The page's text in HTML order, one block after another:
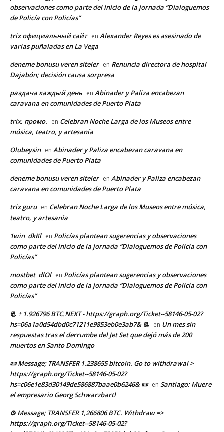
observaciones como parte del inicio de la jornada “Dialoguemos
de Policía con Policías”
trix официальный сайт en Alexander Reyes es asesinado de
varias puñaladas en La Vega
deneme bonusu veren siteler en Renuncia directora de hospital
Dajabón; decisión causa sorpresa
раздача каждый день en Abinader y Paliza encabezan
caravana en comunidades de Puerto Plata
trix. промо. en Celebran Noche Larga de los Museos entre
música, teatro, y artesanía
Olubeysin en Abinader y Paliza encabezan caravana en
comunidades de Puerto Plata
deneme bonusu veren siteler en Abinader y Paliza encabezan
caravana en comunidades de Puerto Plata
trix guru en Celebran Noche Larga de los Museos entre música,
teatro, y artesanía
1win_dkKl en Policías plantean sugerencias y observaciones
como parte del inicio de la jornada “Dialoguemos de Policía con
Policías”
mostbet_dlOl en Policías plantean sugerencias y observaciones
como parte del inicio de la jornada “Dialoguemos de Policía con
Policías”
📃 + 1.926796 BTC.NEXT - https://graph.org/Ticket--58146-05-02?
hs=06a1a0d54dbd0c71211e9853eb0e3ab7& 📃 en Un mes sin
respuestas tras el derrumbe del Jet Set que dejó más de 200
muertos en Santo Domingo
📜 Message; TRANSFER 1.238655 bitcoin. Go to withdrawal >
https://graph.org/Ticket--58146-05-02?
hs=c06e1e83d30149de586887baae0b6246& 📜 en Santiago: Muere
el empresario Georg Schwarzbartl
⚙ Message; TRANSFER 1,266806 BTC. Withdraw =>
https://graph.org/Ticket--58146-05-02?